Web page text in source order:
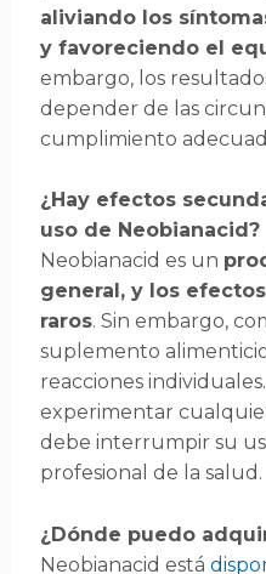
aliviando los
y favoreciendo el
embargo, los
depender de las
cumplimiento
¿Hay efectos
uso de Neobianacid?
Neobianacid es un
general, y los
raros. Sin embargo,
suplemento
reacciones
experimentar
debe interrumpir su
profesional de la salud.
¿Dónde puedo
Neobianacid está